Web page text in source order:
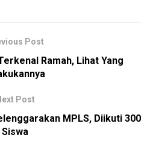
Post
Ramah, Lihat Yang
Post
MPLS, Diikuti 300
Siswa